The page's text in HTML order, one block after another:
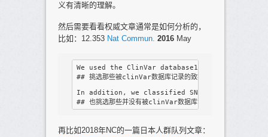
义有清晰的理解。
然后需要看看权威文章通常是如何分析的，
比如：12.353 Nat Commun. 2016May
We used the ClinVar database15 to identify
## 挑选那些被clinVar数据库记录的致病位点，然后剔除那些
In addition, we classified SNVs absent in
再比如2018年NC的一篇日本人群队列文章：